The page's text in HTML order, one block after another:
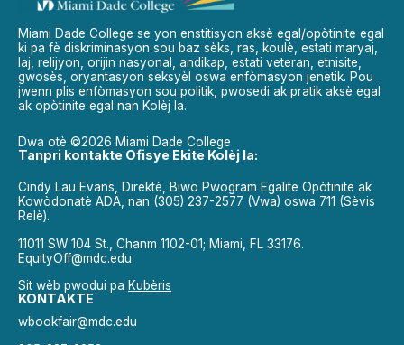
Miami Dade College se yon enstitisyon aksè egal/opòtinite egal
ki pa fè diskriminasyon sou baz sèks, ras, koulè, estati maryaj,
laj, relijyon, orijin nasyonal, andikap, estati veteran, etnisite,
gwosès, oryantasyon seksyèl oswa enfòmasyon jenetik. Pou
jwenn plis enfòmasyon sou politik, pwosedi ak pratik aksè egal
ak opòtinite egal nan Kolèj la.
Dwa otè ©2026 Miami Dade College
Tanpri kontakte Ofisye Ekite Kolèj la:
Cindy Lau Evans, Direktè, Biwo Pwogram Egalite Opòtinite ak
Kowòdonatè ADA, nan (305) 237-2577 (Vwa) oswa 711 (Sèvis
Relè).
11011 SW 104 St., Chanm 1102-01; Miami, FL 33176.
EquityOff@mdc.edu
Sit wèb pwodui pa Kubèris
KONTAKTE
wbookfair@mdc.edu